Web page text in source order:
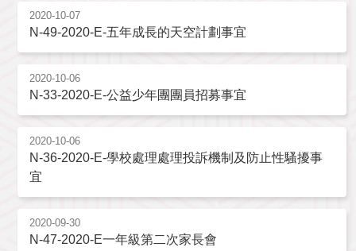
2020-10-07
N-49-2020-E-五年成長的天空計劃事宜
2020-10-06
N-33-2020-E-公益少年團團員招募事宜
2020-10-06
N-36-2020-E-學校處理處理投訴機制及防止性騷擾事
宜
2020-09-30
N-47-2020-E一年級第二次家長會